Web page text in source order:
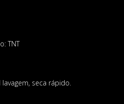
TNT
seca rápido.